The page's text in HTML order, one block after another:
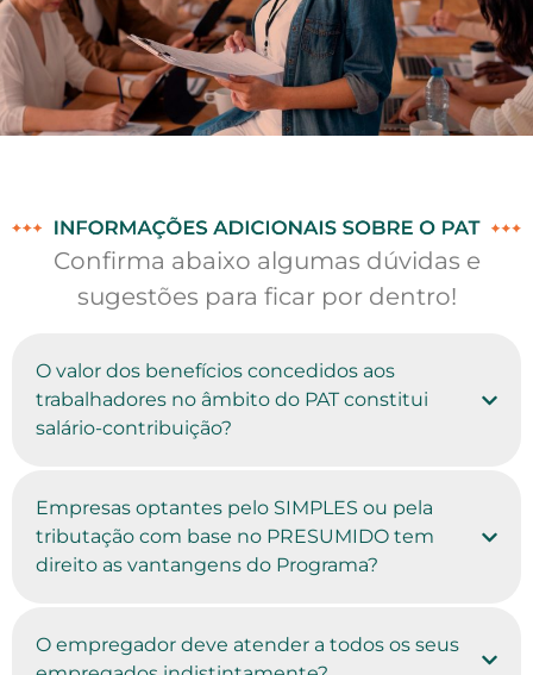
Confirma abaixo algumas dúvidas e
sugestões para ficar por dentro!
O valor dos benefícios concedidos aos
trabalhadores no âmbito do PAT constitui
salário-contribuição?
Empresas optantes pelo SIMPLES ou pela
tributação com base no PRESUMIDO tem
direito as vantangens do Programa?
O empregador deve atender a todos os seus